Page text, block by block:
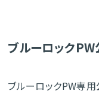
ブルーロック
ブルーロックPW専用